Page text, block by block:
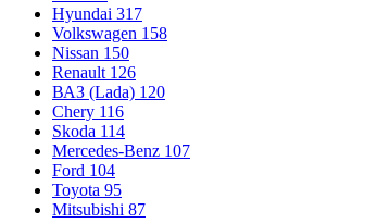
Hyundai 317
Volkswagen 158
Nissan 150
Renault 126
ВАЗ (Lada) 120
Chery 116
Skoda 114
Mercedes-Benz 107
Ford 104
Toyota 95
Mitsubishi 87